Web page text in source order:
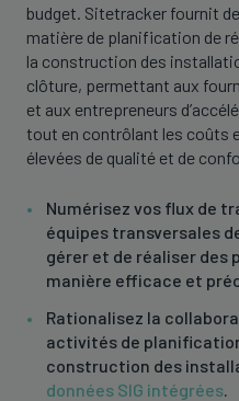
budget. Sitetracker fournit
matière de planification de
la construction des
clôture, permettant aux
et aux entrepreneurs
tout en contrôlant les coûts
élevées de qualité et de
Numérisez vos flux de
équipes transversales
gérer et de réaliser des
manière efficace et
Rationalisez la
activités de
construction des
données SIG intégrées